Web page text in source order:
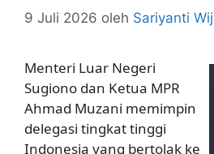
9 Juli 2026 oleh Sariyanti
Menteri Luar Negeri
Sugiono dan Ketua MPR
Ahmad Muzani memimpin
delegasi tingkat tinggi
Indonesia yang bertolak ke